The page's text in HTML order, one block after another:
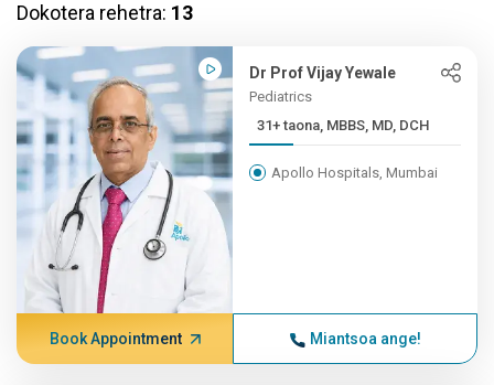
Dokotera rehetra: 13
Dr Prof Vijay Yewale
Pediatrics
31+ taona, MBBS, MD, DCH
Apollo Hospitals, Mumbai
Book Appointment Miantsoa ange!